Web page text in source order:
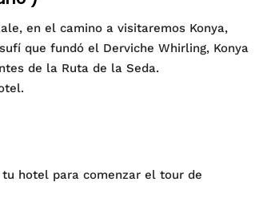
en el camino a visitaremos Konya,
que fundó el Derviche Whirling, Konya
de la Ruta de la Seda.
hotel para comenzar el tour de